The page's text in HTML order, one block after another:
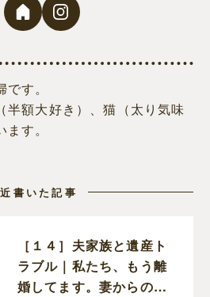
す。
半額大好き）、猫（太り気味
す。
書いた記事
［１４］夫家族と遺産ト
ラブル｜私たち、もう離
婚してます。妻からの報